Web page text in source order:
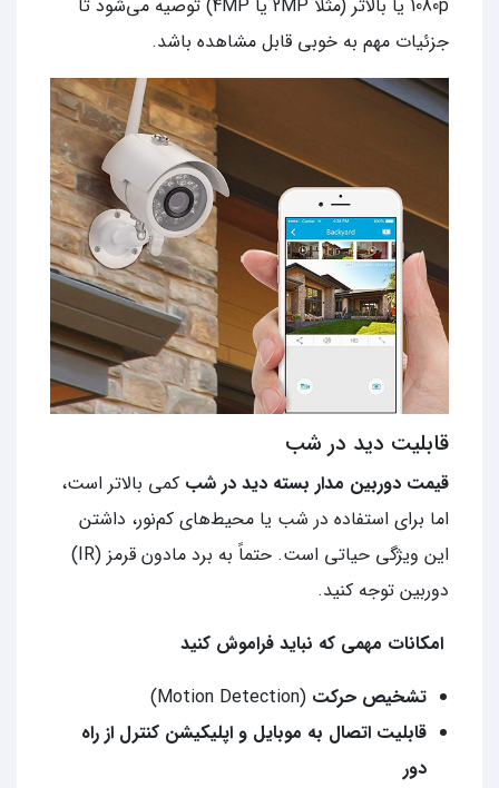
1080p یا بالاتر (مثلاً 2MP یا 4MP) توصیه می‌شود تا
جزئیات مهم به خوبی قابل مشاهده باشد.
قابلیت دید در شب
قیمت دوربین مدار بسته دید در شب کمی بالاتر است،
اما برای استفاده در شب یا محیط‌های کم‌نور، داشتن
این ویژگی حیاتی است. حتماً به برد مادون قرمز (IR)
دوربین توجه کنید.
امکانات مهمی که نباید فراموش کنید
تشخیص حرکت (Motion Detection)
قابلیت اتصال به موبایل و اپلیکیشن کنترل از راه
دور